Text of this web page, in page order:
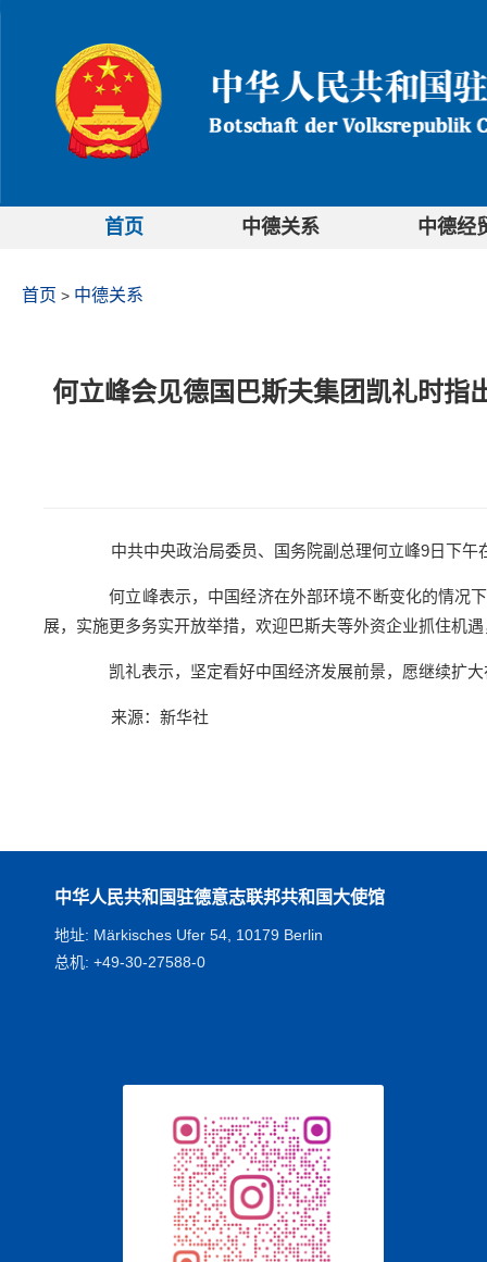
首页 中德关系 中德经
首页 > 中德关系
何立峰会见德国巴斯夫集团凯礼时指
中共中央政治局委员、国务院副总理何立峰9日下午
何立峰表示，中国经济在外部环境不断变化的情况下
展，实施更多务实开放举措，欢迎巴斯夫等外资企业抓住机
凯礼表示，坚定看好中国经济发展前景，愿继续扩大
来源：新华社
中华人民共和国驻德意志联邦共和国大使馆
地址: Märkisches Ufer 54, 10179 Berlin
总机: +49-30-27588-0